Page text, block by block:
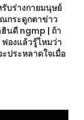
บร่างกายมนุษย์
กระดูกตาข่าว
นดี ngmp | ถ้า
องแล้วรู้ไหมว่า
ประหลาดใจเมื่อ